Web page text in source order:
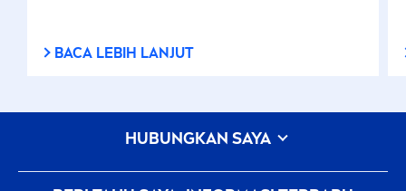
BACA LEBIH LANJUT
HUBUNGKAN SAYA